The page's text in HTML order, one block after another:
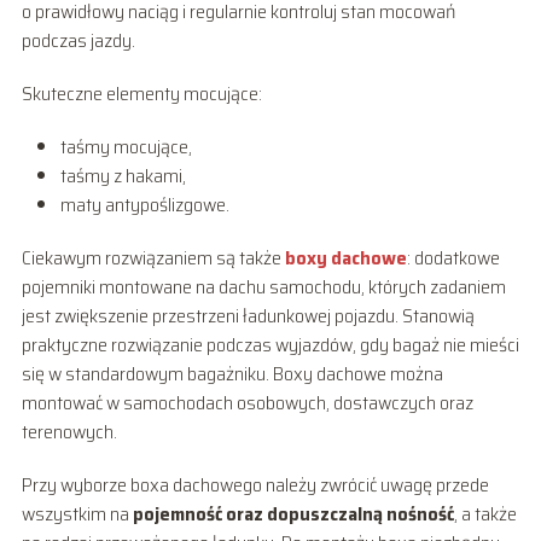
o prawidłowy naciąg i regularnie kontroluj stan mocowań
podczas jazdy.
Skuteczne elementy mocujące:
taśmy mocujące,
taśmy z hakami,
maty antypoślizgowe.
Ciekawym rozwiązaniem są także boxy dachowe: dodatkowe
pojemniki montowane na dachu samochodu, których zadaniem
jest zwiększenie przestrzeni ładunkowej pojazdu. Stanowią
praktyczne rozwiązanie podczas wyjazdów, gdy bagaż nie mieści
się w standardowym bagażniku. Boxy dachowe można
montować w samochodach osobowych, dostawczych oraz
terenowych.
Przy wyborze boxa dachowego należy zwrócić uwagę przede
wszystkim na pojemność oraz dopuszczalną nośność, a także